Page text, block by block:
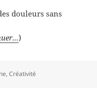
douleurs sans
)
,Créativité